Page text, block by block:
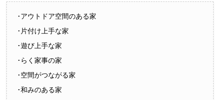
･アウトドア空間のある家
･片付け上手な家
･遊び上手な家
･らく家事の家
･空間がつながる家
･和みのある家